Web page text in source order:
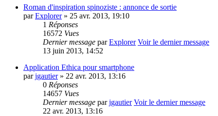
Roman d'inspiration spinoziste : annonce de sortie
parExplorer» 25 avr. 2013, 19:10
1 Réponses
16572 Vues
Dernier message parExplorer Voir le dernier message
13 juin 2013, 14:52
Application Ethica pour smartphone
parjgautier» 22 avr. 2013, 13:16
0 Réponses
14657 Vues
Dernier message parjgautier Voir le dernier message
22 avr. 2013, 13:16